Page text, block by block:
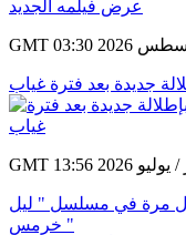
جديدة بعد فترة غياب
مرة في مسلسل " ليل
خرمس "